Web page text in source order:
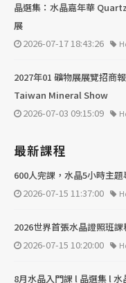
晶選集：水晶嘉年華
展
2026-07-17 18:43:26
2027年01 礦物展展覽招商
Taiwan Mineral Show
2026-07-03 09:15:09
最新課程
600人完課，水晶5小時主
2026-07-15 11:37:00
2026世界首張水晶證照班
2026-07-15 10:20:00
8月水晶入門課 l 晶選集 l